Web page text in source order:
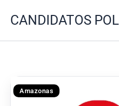
CANDIDATOS
Amazonas